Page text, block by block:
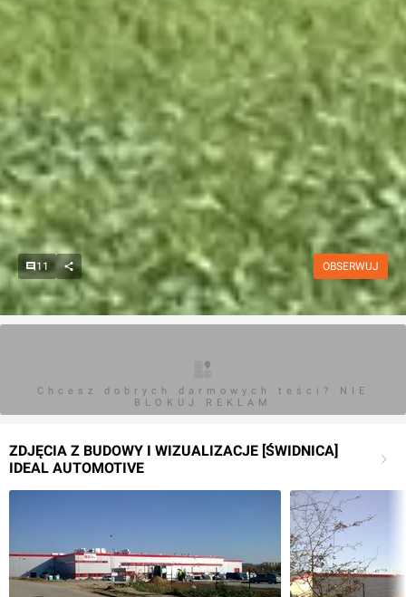
11 OBSERWUJ
Chcesz dobrych darmowych teści? NIE
BLOKUJ REKLAM
ZDJĘCIA Z BUDOWY I WIZUALIZACJE [ŚWIDNICA]
IDEAL AUTOMOTIVE